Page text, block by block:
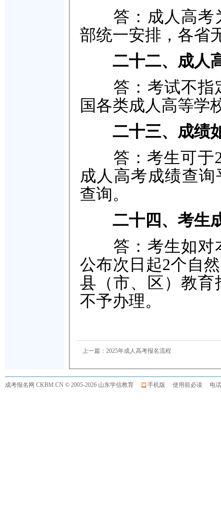
答：成人高考
部统一安排，各省
二十二、成人
答：考试不指定
国各类成人高等学
二十三、成绩
答：考生可于
成人高考成绩查询
查询。
二十四、考生
答：考生如对
公布次日起2个自
县（市、区）教
不予办理。
上一篇： 2025年成人高考报名流程
成考报名网 CKBM.CN © 2005-2026 山东学信教育 手机版 使用前必读 电话